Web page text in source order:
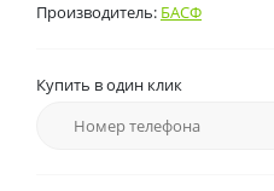
Производитель: БАСФ
Купить в один клик